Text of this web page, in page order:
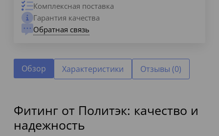
Комплексная поставка
Гарантия качества
Обратная связь
Обзор Характеристики Отзывы (0)
Фитинг от Политэк: качество и
надежность